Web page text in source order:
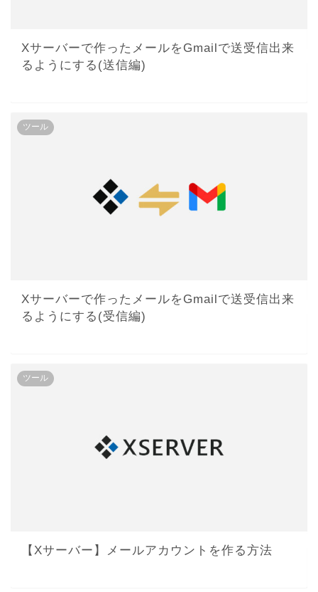
Xサーバーで作ったメールをGmailで送受信出来
るようにする(送信編)
ツール
Xサーバーで作ったメールをGmailで送受信出来
るようにする(受信編)
ツール
【Xサーバー】メールアカウントを作る方法